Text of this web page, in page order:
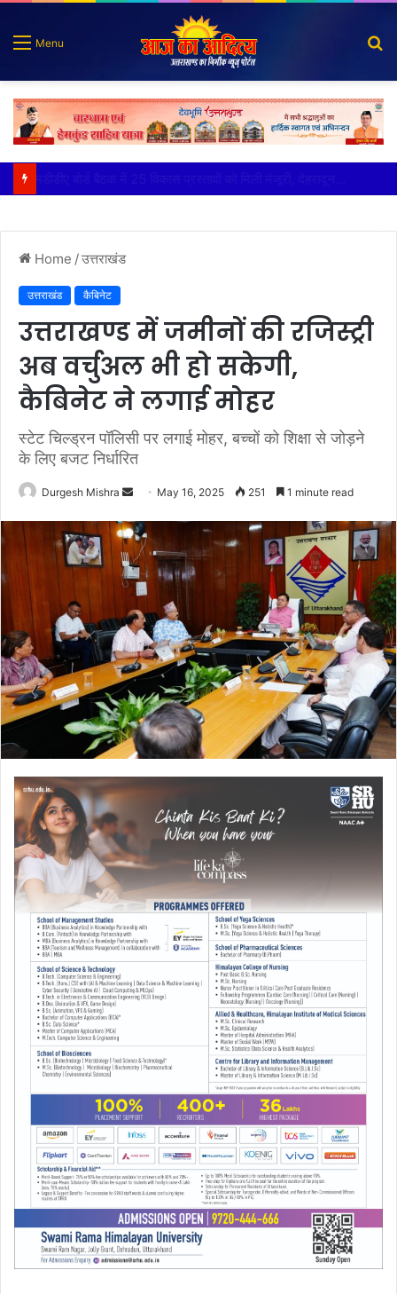
Menu
Home /उत्तराखंड
उत्तराखंड कैबिनेट
उत्तराखण्ड में जमीनों की रजिस्ट्री
अब वर्चुअल भी हो सकेगी,
कैबिनेट ने लगाई मोहर
स्टेट चिल्ड्रन पॉलिसी पर लगाई मोहर, बच्चों को शिक्षा से जोड़ने
के लिए बजट निर्धारित
Durgesh Mishra
Send
email
May 16, 2025 251 1 minute read